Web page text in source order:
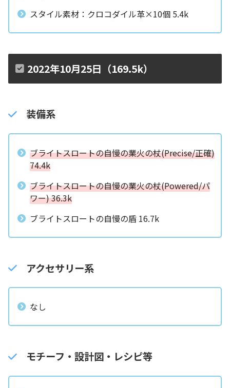
スタイル素材：クロコダイル革×10個 5.4k
2022年10月25日（169.5k）
装備系
ブライトスロートの自慢の業火の杖(Precise/正確)
74.4k
ブライトスロートの自慢の業火の杖(Powered/パ
ワー) 36.3k
ブライトスロートの自慢の盾 16.7k
アクセサリー系
なし
モチーフ・設計図・レシピ等